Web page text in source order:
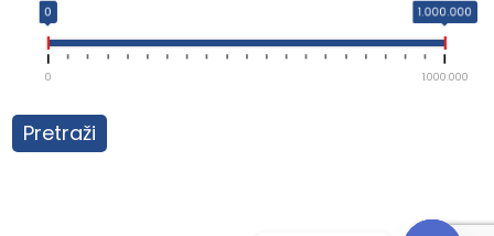
0 1.000.000
0 1.000.000
Pretraži